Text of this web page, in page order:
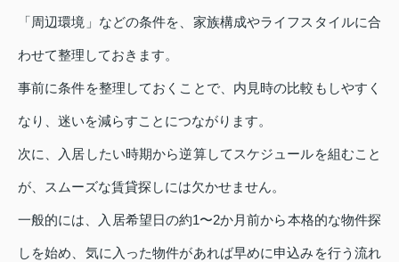
「周辺環境」などの条件を、家族構成やライフスタイルに合
わせて整理しておきます。
事前に条件を整理しておくことで、内見時の比較もしやすく
なり、迷いを減らすことにつながります。
次に、入居したい時期から逆算してスケジュールを組むこと
が、スムーズな賃貸探しには欠かせません。
一般的には、入居希望日の約1〜2か月前から本格的な物件探
しを始め、気に入った物件があれば早めに申込みを行う流れ